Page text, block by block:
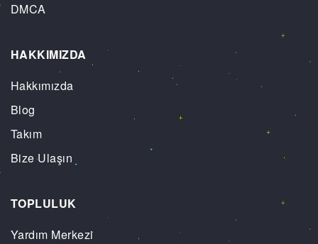
DMCA
HAKKIMIZDA
Hakkımızda
Blog
Takım
Bize Ulaşın
TOPLULUK
Yardım Merkezi